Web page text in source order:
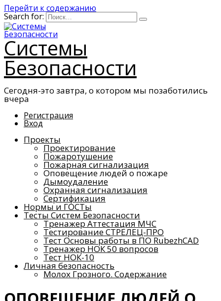
Перейти к содержанию
Search for:
Системы
Безопасности
Сегодня-это завтра, о котором мы позаботились
вчера
Регистрация
Вход
Проекты
Проектирование
Пожаротушение
Пожарная сигнализация
Оповещение людей о пожаре
Дымоудаление
Охранная сигнализация
Сертификация
Нормы и ГОСТы
Тесты Систем Безопасности
Тренажер Аттестация МЧС
Тестирование СТРЕЛЕЦ-ПРО
Тест Основы работы в ПО RubezhCAD
Тренажер НОК 50 вопросов
Тест НОК-10
Личная безопасность
Молох Грозного. Содержание